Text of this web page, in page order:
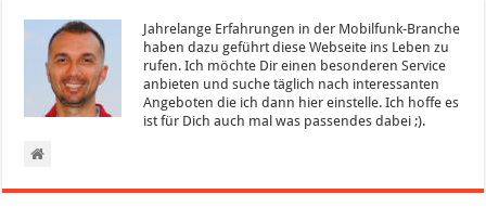
Jahrelange Erfahrungen in der Mobilfunk-Branche
haben dazu geführt diese Webseite ins Leben zu
rufen. Ich möchte Dir einen besonderen Service
anbieten und suche täglich nach interessanten
Angeboten die ich dann hier einstelle. Ich hoffe es
ist für Dich auch mal was passendes dabei ;).